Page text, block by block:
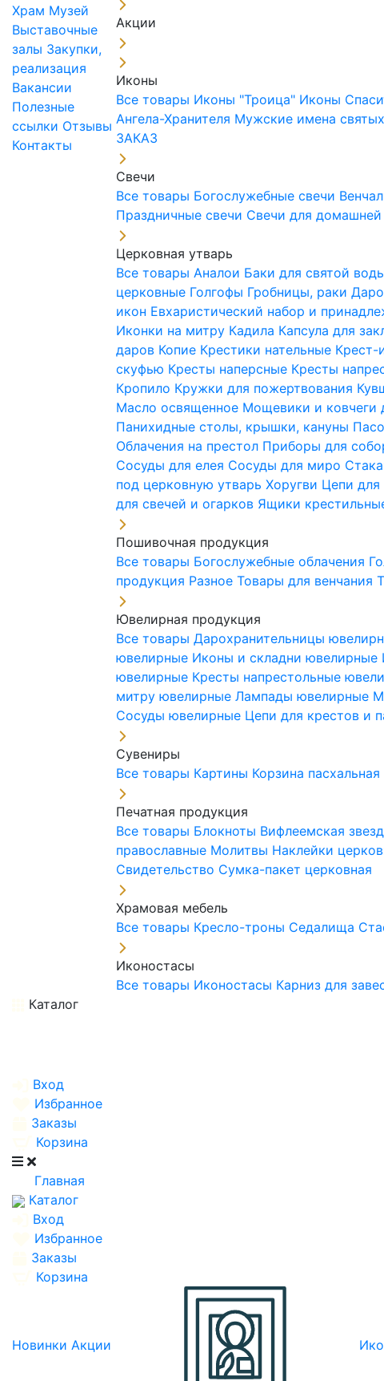
Храм Музей
Выставочные
залы Закупки,
реализация
Вакансии
Полезные
ссылки Отзывы
Контакты
Акции
Иконы
Все товары Иконы "Троица" Иконы
Ангела-Хранителя Мужские имена
ЗАКАЗ
Свечи
Все товары Богослужебные свечи
Праздничные свечи Свечи для
Церковная утварь
Все товарыАналои Баки для святой
церковные Голгофы Гробницы, раки
икон Евхаристический набор и
Иконки на митру Кадила Капсула для
даров Копие Крестики нательные Крест-
скуфью Кресты наперсные Кресты
Кропило Кружки для пожертвования
Масло освященное Мощевики и ковчеги
Панихидные столы, крышки, кануны
Облачения на престол Приборы для
Сосуды для елея Сосуды для миро
под церковную утварьХоругви Цепи для
для свечей и огарков Ящики
Пошивочная продукция
Все товары Богослужебные облачения
продукция РазноеТовары для венчания
Ювелирная продукция
Все товарыДарохранительницы
ювелирные Иконы и складни ювелирные
ювелирные Кресты напрестольные
митру ювелирныеЛампады ювелирные
Сосуды ювелирные Цепи для крестов и
Сувениры
Все товары Картины Корзина пасхальная
Печатная продукция
Все товары Блокноты Вифлеемская
православные Молитвы Наклейки
Свидетельство Сумка-пакет церковная
Храмовая мебель
Все товары Кресло-троны Седалища
Иконостасы
Все товары Иконостасы Карниз для
Каталог
Вход
Избранное
Заказы
Корзина
Главная
Каталог
Вход
Избранное
Заказы
Корзина
Новинки Акции